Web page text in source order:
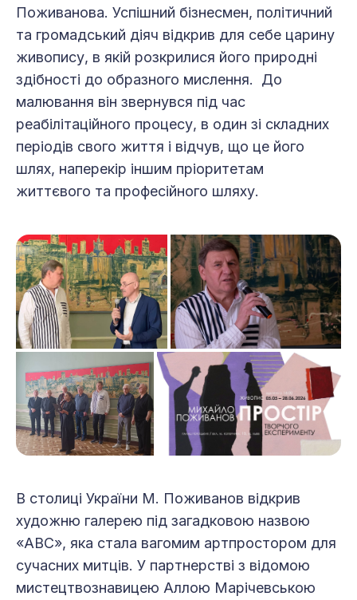
Поживанова. Успішний бізнесмен, політичний
та громадський діяч відкрив для себе царину
живопису, в якій розкрилися його природні
здібності до образного мислення. До
малювання він звернувся під час
реабілітаційного процесу, в один зі складних
періодів свого життя і відчув, що це його
шлях, наперекір іншим пріоритетам
життєвого та професійного шляху.
В столиці України М. Поживанов відкрив
художню галерею під загадковою назвою
«АВС», яка стала вагомим артпростором для
сучасних митців. У партнерстві з відомою
мистецтвознавицею Аллою Марічевською